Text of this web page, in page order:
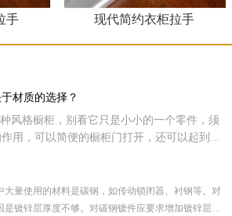
手 现代简约衣柜拉手
材质的选择？
风格橱柜，别看它只是小小的一个零件，须
用，可以简便的橱柜门打开，还可以起到装
能都不知道该如何挑选，其实呢，橱柜拉手
下面就让新虹光来跟大家分享一下橱柜拉手
大量使用的材料是碳钢，如传动锁闭器、衬钢等。对
是镀锌层厚度不够。对碳钢镀件应要求增加镀锌层厚